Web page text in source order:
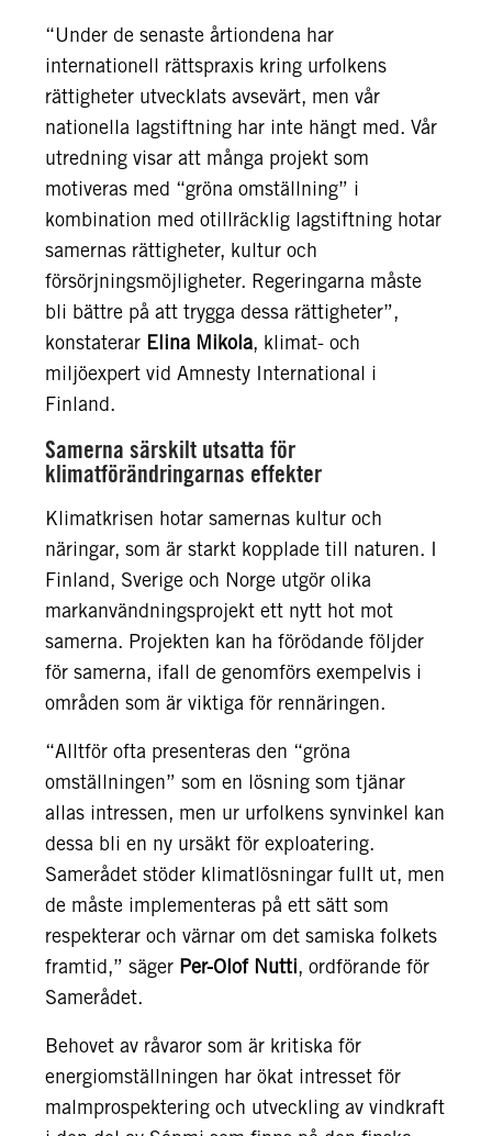
“Under de senaste årtiondena har
internationell rättspraxis kring urfolkens
rättigheter utvecklats avsevärt, men vår
nationella lagstiftning har inte hängt med. Vår
utredning visar att många projekt som
motiveras med “gröna omställning” i
kombination med otillräcklig lagstiftning hotar
samernas rättigheter, kultur och
försörjningsmöjligheter. Regeringarna måste
bli bättre på att trygga dessa rättigheter”,
konstaterar Elina Mikola, klimat- och
miljöexpert vid Amnesty International i
Finland.
Samerna särskilt utsatta för
klimatförändringarnas effekter
Klimatkrisen hotar samernas kultur och
näringar, som är starkt kopplade till naturen. I
Finland, Sverige och Norge utgör olika
markanvändningsprojekt ett nytt hot mot
samerna. Projekten kan ha förödande följder
för samerna, ifall de genomförs exempelvis i
områden som är viktiga för rennäringen.
“Alltför ofta presenteras den “gröna
omställningen” som en lösning som tjänar
allas intressen, men ur urfolkens synvinkel kan
dessa bli en ny ursäkt för exploatering.
Samerådet stöder klimatlösningar fullt ut, men
de måste implementeras på ett sätt som
respekterar och värnar om det samiska folkets
framtid,” säger Per-Olof Nutti, ordförande för
Samerådet.
Behovet av råvaror som är kritiska för
energiomställningen har ökat intresset för
malmprospektering och utveckling av vindkraft